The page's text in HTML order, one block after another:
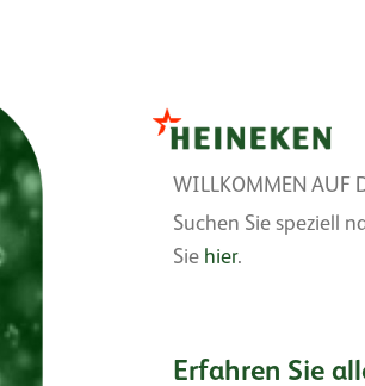
Skip
main
content
WILLKOMMEN AUF
Suchen Sie speziell
Sie hier.
Erfahren Sie